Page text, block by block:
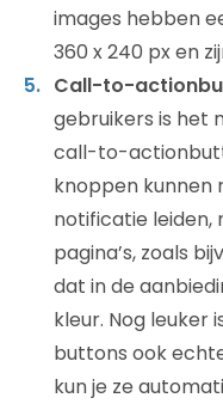
images hebben
360 x 240 px en
Call-to-
gebruikers is het
call-to-
knoppen kunnen
notificatie leiden,
pagina’s, zoals
dat in de
kleur. Nog leuker
buttons ook
kun je ze